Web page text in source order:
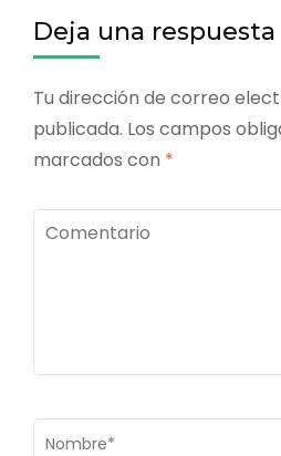
Deja una respuesta
Tu dirección de correo
publicada. Los campos
marcados con *
Comentario
Nombre *